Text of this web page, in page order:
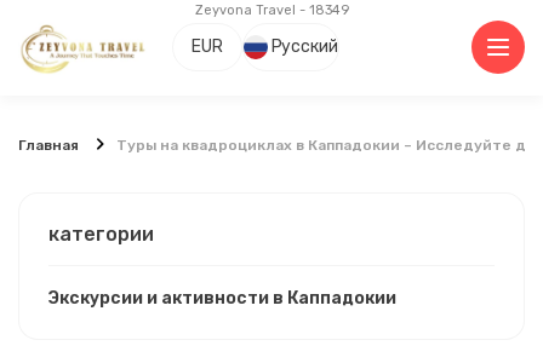
Zeyvona Travel - 18349
EUR Русский
Главная Туры на квадроциклах в Каппадокии – Исследуйте
категории
Экскурсии и активности в Каппадокии